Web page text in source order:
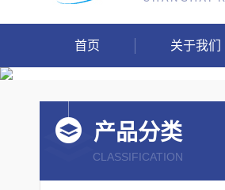
首页 关于我们
产品分类
CLASSIFICATION